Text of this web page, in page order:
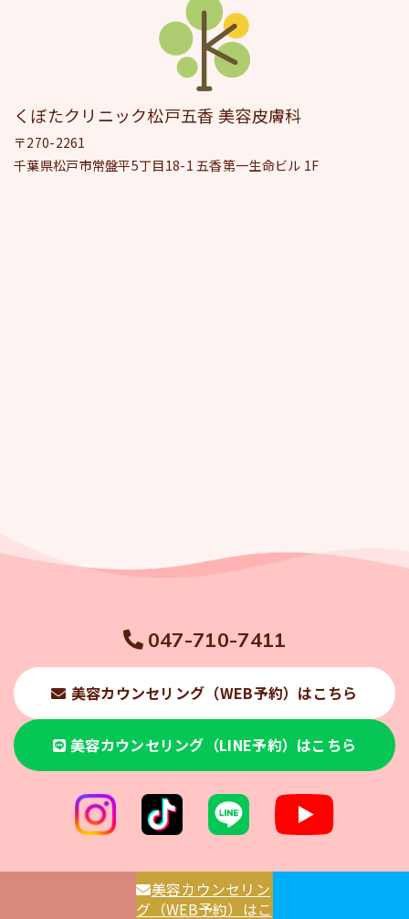
くぼたクリニック松戸五香 美容皮膚科
〒270-2261
千葉県松戸市常盤平5丁目18-1 五香第一生命ビル 1F
047-710-7411
美容カウンセリング（WEB予約）はこちら
美容カウンセリング（LINE予約）はこちら
美容カウンセリン
グ（WEB予約）はこ